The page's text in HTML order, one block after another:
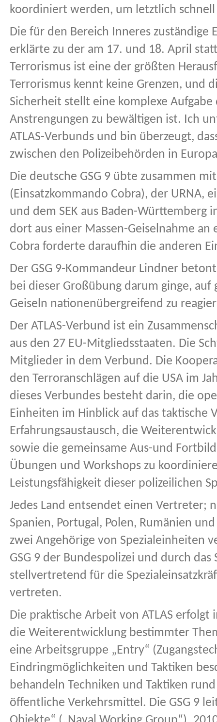
koordiniert werden, um letztlich
Die für den Bereich Inneres zuständige
erklärte zu der am 17. und 18. April
Terrorismus ist eine der größten
Terrorismus kennt keine Grenzen, und
Sicherheit stellt eine komplexe
Anstrengungen zu bewältigen ist. Ich
ATLAS-Verbunds und bin überzeugt,
zwischen den Polizeibehörden in
Die deutsche GSG 9 übte zusammen
(Einsatzkommando Cobra), der URNA,
und dem SEK aus Baden-Württemberg
dort aus einer Massen-Geiselnahme an
Cobra forderte daraufhin die anderen
Der GSG 9-Kommandeur Lindner
bei dieser Großübung darum ginge,
Geiseln nationenübergreifend zu
Der ATLAS-Verbund ist ein
aus den 27 EU-Mitgliedsstaaten. Die
Mitglieder in dem Verbund. Die
den Terroranschlägen auf die USA im
dieses Verbundes besteht darin, die
Einheiten im Hinblick auf das taktische
Erfahrungsaustausch, die
sowie die gemeinsame Aus-und
Übungen und Workshops zu
Leistungsfähigkeit dieser polizeilichen
Jedes Land entsendet einen Vertreter;
Spanien, Portugal, Polen, Rumänien
zwei Angehörige von Spezialeinheiten
GSG 9 der Bundespolizei und durch das
stellvertretend für die
vertreten.
Die praktische Arbeit von ATLAS
die Weiterentwicklung bestimmter
eine Arbeitsgruppe „Entry“
Eindringmöglichkeiten und Taktiken
behandeln Techniken und Taktiken
öffentliche Verkehrsmittel. Die GSG 9